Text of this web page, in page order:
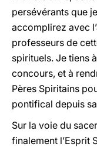
persévérants que
accomplirez avec
professeurs de
spirituels. Je tiens
concours, et à
Pères Spiritains
pontifical depuis
Sur la voie du
finalement l’Esprit